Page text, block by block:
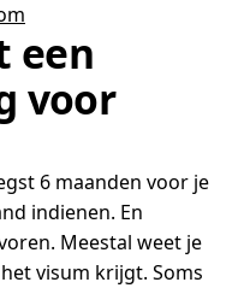
een
voor
6 maanden voor je
indienen. En
Meestal weet je
visum krijgt. Soms